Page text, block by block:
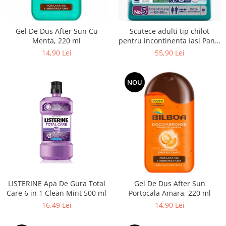
Balsam de par
Ceara de par si gel
Accesorii par
Cosmetice profesionale
Sampon de par
Vopsea de par si oxidant
Accesorii tuns si vopsit
Hair styling
Balsam de par
Ingrijire corp
Deodorante si antiperspirante
Lotiuni si creme de corp
Parfumuri
Gel De Dus After Sun Cu
Menta, 220 ml
14,90 Lei
Scutece adulti tip chilot
pentru incontinenta Iasi Pants
Unisex, Marime XXL, 10 buc
55,90 Lei
LISTERINE Apa De Gura Total
Care 6 in 1 Clean Mint 500 ml
16,49 Lei
NOU
Gel De Dus After Sun
Portocala Amara, 220 ml
14,90 Lei